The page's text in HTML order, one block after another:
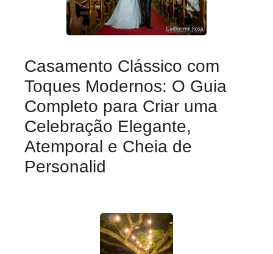
Casamento Clássico com
Toques Modernos: O Guia
Completo para Criar uma
Celebração Elegante,
Atemporal e Cheia de
Personalid